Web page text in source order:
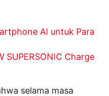
AI untuk Para
SUPERSONIC Charge
selama masa